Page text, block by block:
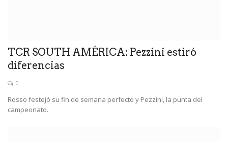
TCR SOUTH AMÉRICA: Pezzini estiró
diferencias
0
Rosso festejó su fin de semana perfecto y Pezzini, la punta del
campeonato.